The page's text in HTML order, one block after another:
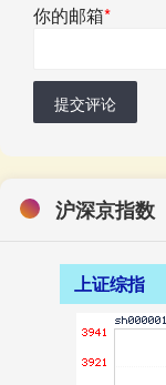
你的邮箱*
提交评论
沪深京指数
上证综指